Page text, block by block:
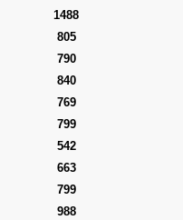
1488
805
790
840
769
799
542
663
799
988